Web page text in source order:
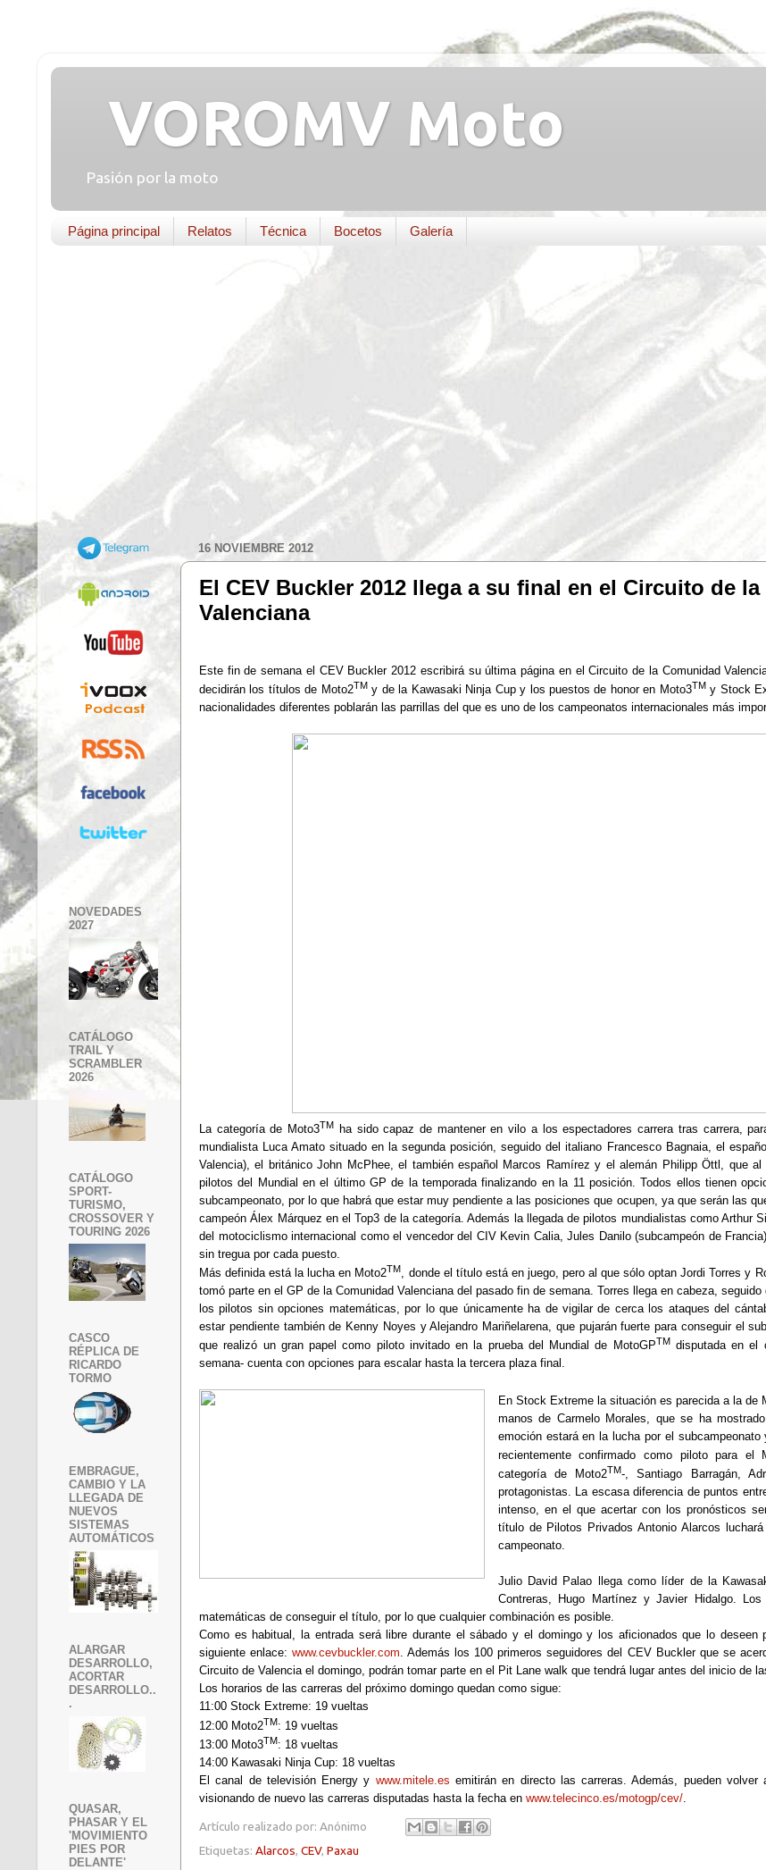
VOROMV Moto
Pasión por la moto
Página principal Relatos Técnica Bocetos Galería
16 NOVIEMBRE 2012
El CEV Buckler 2012 llega a su final en el Circuito de
Valenciana
Este fin de semana el CEV Buckler 2012 escribirá su última página en el Circuito de la Comunidad
decidirán los títulos de Moto2TMy de la Kawasaki Ninja Cup y los puestos de honor en Moto3TMy Stock
nacionalidades diferentes poblarán las parrillas del que es uno de los campeonatos internacionales más
La categoría de Moto3TM ha sido capaz de mantener en vilo a los espectadores carrera tras carrera,
mundialista Luca Amato situado en la segunda posición, seguido del italiano Francesco Bagnaia, el
Valencia), el británico John McPhee, el también español Marcos Ramírez y el alemán Philipp Öttl, que
pilotos del Mundial en el último GP de la temporada finalizando en la 11 posición. Todos ellos tienen
subcampeonato, por lo que habrá que estar muy pendiente a las posiciones que ocupen, ya que serán las
campeón Álex Márquez en el Top3 de la categoría. Además la llegada de pilotos mundialistas como Arthur
del motociclismo internacional como el vencedor del CIV Kevin Calia, Jules Danilo (subcampeón de
sin tregua por cada puesto.
Más definida está la lucha en Moto2TM
, donde el título está en juego, pero al que sólo optan Jordi Torres y
tomó parte en el GP de la Comunidad Valenciana del pasado fin de semana. Torres llega en cabeza,
los pilotos sin opciones matemáticas, por lo que únicamente ha de vigilar de cerca los ataques del
estar pendiente también de Kenny Noyes y Alejandro Mariñelarena, que pujarán fuerte para conseguir el
que realizó un gran papel como piloto invitado en la prueba del Mundial de MotoGPTMdisputada en el
semana- cuenta con opciones para escalar hasta la tercera plaza final.
En Stock Extreme la situación es parecida a la de
manos de Carmelo Morales, que se ha
emoción estará en la lucha por el
recientemente confirmado como piloto para el
categoría de Moto2TM-, Santiago Barragán,
protagonistas. La escasa diferencia de puntos
intenso, en el que acertar con los pronósticos
título de Pilotos Privados Antonio Alarcos
campeonato.
Julio David Palao llega como líder de la
Contreras, Hugo Martínez y Javier Hidalgo.
matemáticas de conseguir el título, por lo que cualquier combinación es posible.
Como es habitual, la entrada será libre durante el sábado y el domingo y los aficionados que lo deseen
siguiente enlace:www.cevbuckler.com. Además los 100 primeros seguidores del CEV Buckler que se
Circuito de Valencia el domingo, podrán tomar parte en el Pit Lane walk que tendrá lugar antes del inicio de
Los horarios de las carreras del próximo domingo quedan como sigue:
11:00 Stock Extreme: 19 vueltas
12:00 Moto2TM: 19 vueltas
13:00 Moto3TM: 18 vueltas
14:00 Kawasaki Ninja Cup: 18 vueltas
El canal de televisión Energy y www.mitele.es emitirán en directo las carreras. Además, pueden
visionando de nuevo las carreras disputadas hasta la fecha en www.telecinco.es/motogp/cev/
Artículo realizado por: Anónimo
Etiquetas: Alarcos, CEV, Paxau
NOVEDADES
2027
CATÁLOGO
TRAIL Y
SCRAMBLER
2026
CATÁLOGO
SPORT-
TURISMO,
CROSSOVER Y
TOURING 2026
CASCO
RÉPLICA DE
RICARDO
TORMO
EMBRAGUE,
CAMBIO Y LA
LLEGADA DE
NUEVOS
SISTEMAS
AUTOMÁTICOS
ALARGAR
DESARROLLO,
ACORTAR
DESARROLLO..
.
QUASAR,
PHASAR Y EL
'MOVIMIENTO
PIES POR
DELANTE'